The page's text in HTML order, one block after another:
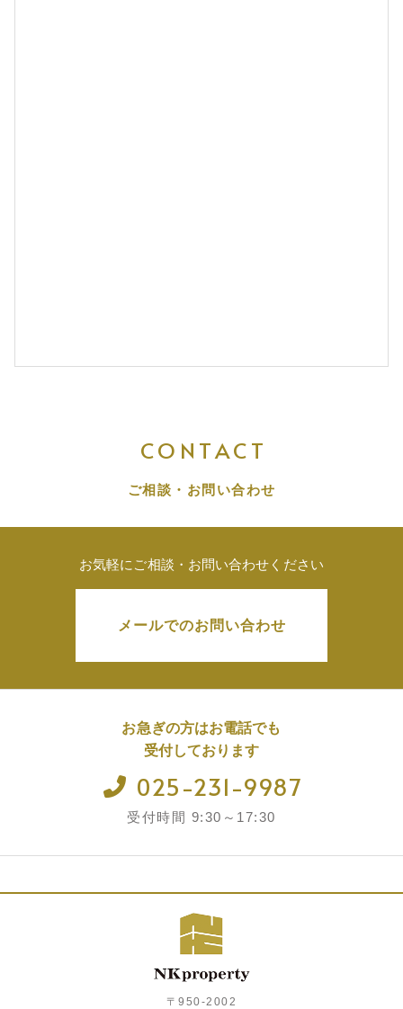
CONTACT
ご相談・お問い合わせ
お気軽にご相談・お問い合わせください
メールでのお問い合わせ
お急ぎの方はお電話でも
受付しております
025-231-9987
受付時間 9:30～17:30
〒950-2002